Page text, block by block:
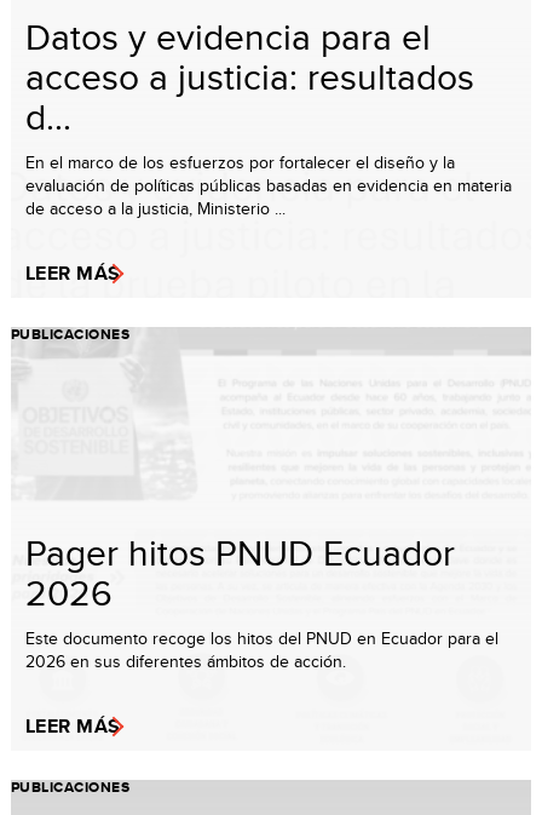
Datos y evidencia para el
acceso a justicia: resultados
d...
En el marco de los esfuerzos por fortalecer el diseño y la
evaluación de políticas públicas basadas en evidencia en materia
de acceso a la justicia, Ministerio ...
LEER MÁS
PUBLICACIONES
Pager hitos PNUD Ecuador
2026
Este documento recoge los hitos del PNUD en Ecuador para el
2026 en sus diferentes ámbitos de acción.
LEER MÁS
PUBLICACIONES